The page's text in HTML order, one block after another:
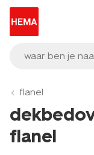
waar ben je
flanel
flanel